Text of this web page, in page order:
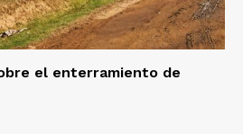
el enterramiento de